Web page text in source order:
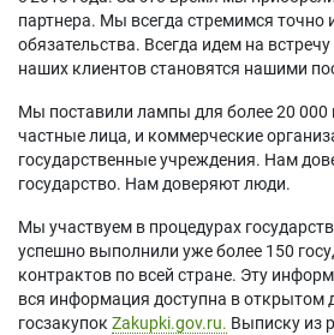
партнера. Мы всегда стремимся точно
обязательства. Всегда идем на
наших клиентов становятся нашими
Мы поставили лампы для более 20 000
частные лица, и коммерческие
государственные учреждения. Нам
государство. Нам доверяют люди.
Мы участвуем в процедурах
успешно выполнили уже более 150
контрактов по всей стране. Эту
вся информация доступна в открытом
госзакупок Zakupki.gov.ru. Выписку из